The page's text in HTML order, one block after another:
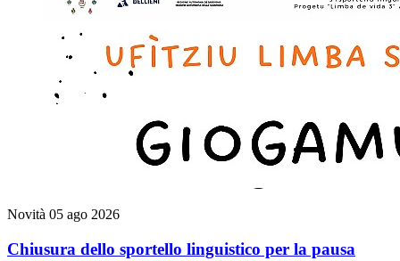
Novità 05 ago 2026
Chiusura dello sportello linguistico per la pausa